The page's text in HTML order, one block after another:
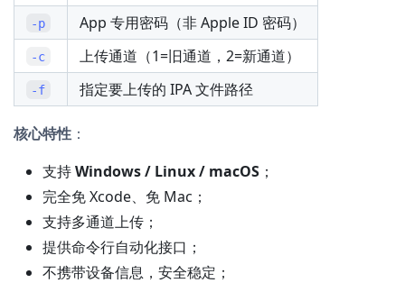
-p App 专用密码（非 Apple ID 密码）
-c 上传通道（1=旧通道，2=新通道）
-f 指定要上传的 IPA 文件路径
核心特性 ：
支持Windows / Linux / macOS ；
完全免 Xcode、免 Mac；
支持多通道上传；
提供命令行自动化接口；
不携带设备信息，安全稳定；